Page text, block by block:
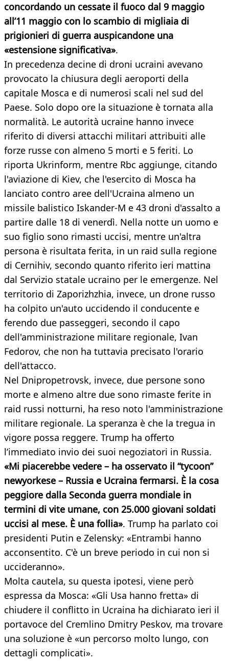
concordando un cessate il fuoco dal 9 maggio
all’11 maggio con lo scambio di migliaia di
prigionieri di guerra auspicandone una
«estensione significativa».
In precedenza decine di droni ucraini avevano
provocato la chiusura degli aeroporti della
capitale Mosca e di numerosi scali nel sud del
Paese. Solo dopo ore la situazione è tornata alla
normalità. Le autorità ucraine hanno invece
riferito di diversi attacchi militari attribuiti alle
forze russe con almeno 5 morti e 5 feriti. Lo
riporta Ukrinform, mentre Rbc aggiunge, citando
l'aviazione di Kiev, che l'esercito di Mosca ha
lanciato contro aree dell'Ucraina almeno un
missile balistico Iskander-M e 43 droni d'assalto a
partire dalle 18 di venerdì. Nella notte un uomo e
suo figlio sono rimasti uccisi, mentre un'altra
persona è risultata ferita, in un raid sulla regione
di Cernihiv, secondo quanto riferito ieri mattina
dal Servizio statale ucraino per le emergenze. Nel
territorio di Zaporizhzhia, invece, un drone russo
ha colpito un'auto uccidendo il conducente e
ferendo due passeggeri, secondo il capo
dell'amministrazione militare regionale, Ivan
Fedorov, che non ha tuttavia precisato l'orario
dell'attacco.
Nel Dnipropetrovsk, invece, due persone sono
morte e almeno altre due sono rimaste ferite in
raid russi notturni, ha reso noto l'amministrazione
militare regionale. La speranza è che la tregua in
vigore possa reggere. Trump ha offerto
l’immediato invio dei suoi negoziatori in Russia.
«Mi piacerebbe vedere – ha osservato il “tycoon”
newyorkese – Russia e Ucraina fermarsi. È la cosa
peggiore dalla Seconda guerra mondiale in
termini di vite umane, con 25.000 giovani soldati
uccisi al mese. È una follia». Trump ha parlato coi
presidenti Putin e Zelensky: «Entrambi hanno
acconsentito. C'è un breve periodo in cui non si
uccideranno».
Molta cautela, su questa ipotesi, viene però
espressa da Mosca: «Gli Usa hanno fretta» di
chiudere il conflitto in Ucraina ha dichiarato ieri il
portavoce del Cremlino Dmitry Peskov, ma trovare
una soluzione è «un percorso molto lungo, con
dettagli complicati».